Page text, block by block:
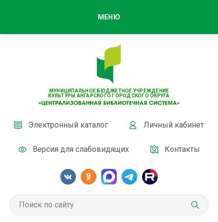
МУНИЦИПАЛЬНОЕ БЮДЖЕТНОЕ УЧРЕЖДЕНИЕ
КУЛЬТУРЫ АНГАРСКОГО ГОРОДСКОГО ОКРУГА
Электронный каталог Личный кабинет
Версия для слабовидящих Контакты
МЕНЮ